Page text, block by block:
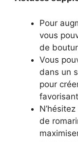
Pour
vous
de
Vous
dans un
pour
de